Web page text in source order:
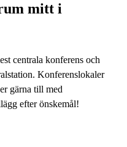
mitt i
centrala konferens och
Konferenslokaler
gärna till med
efter önskemål!